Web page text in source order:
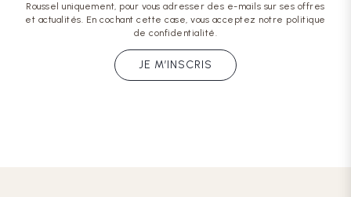
Roussel uniquement, pour vous adresser des e-mails sur ses offres
et actualités. En cochant cette case, vous acceptez notre politique
de confidentialité.
JE M’INSCRIS